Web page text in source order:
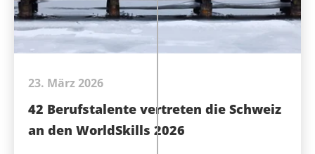
23. März 2026
42 Berufstalente vertreten die Schweiz
an den WorldSkills 2026